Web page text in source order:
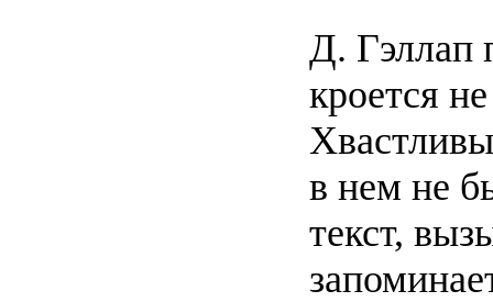
Д. Гэллап
кроется
в нем не
текст,